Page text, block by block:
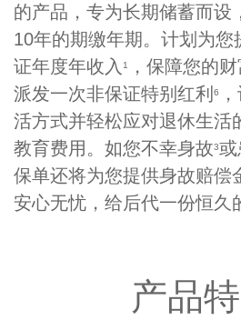
的产品，专为长期储蓄而设
10年的期缴年期。计划为您
证年度年收入 1
，保障您的
派发一次非保证特别红利 6
活方式并轻松应对退休生活
教育费用。如您不幸身故3或
保单还将为您提供身故赔偿
安心无忧，给后代一份恒久
产品